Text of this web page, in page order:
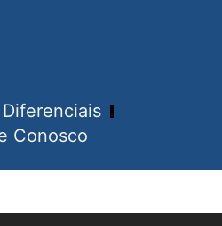
Conosco